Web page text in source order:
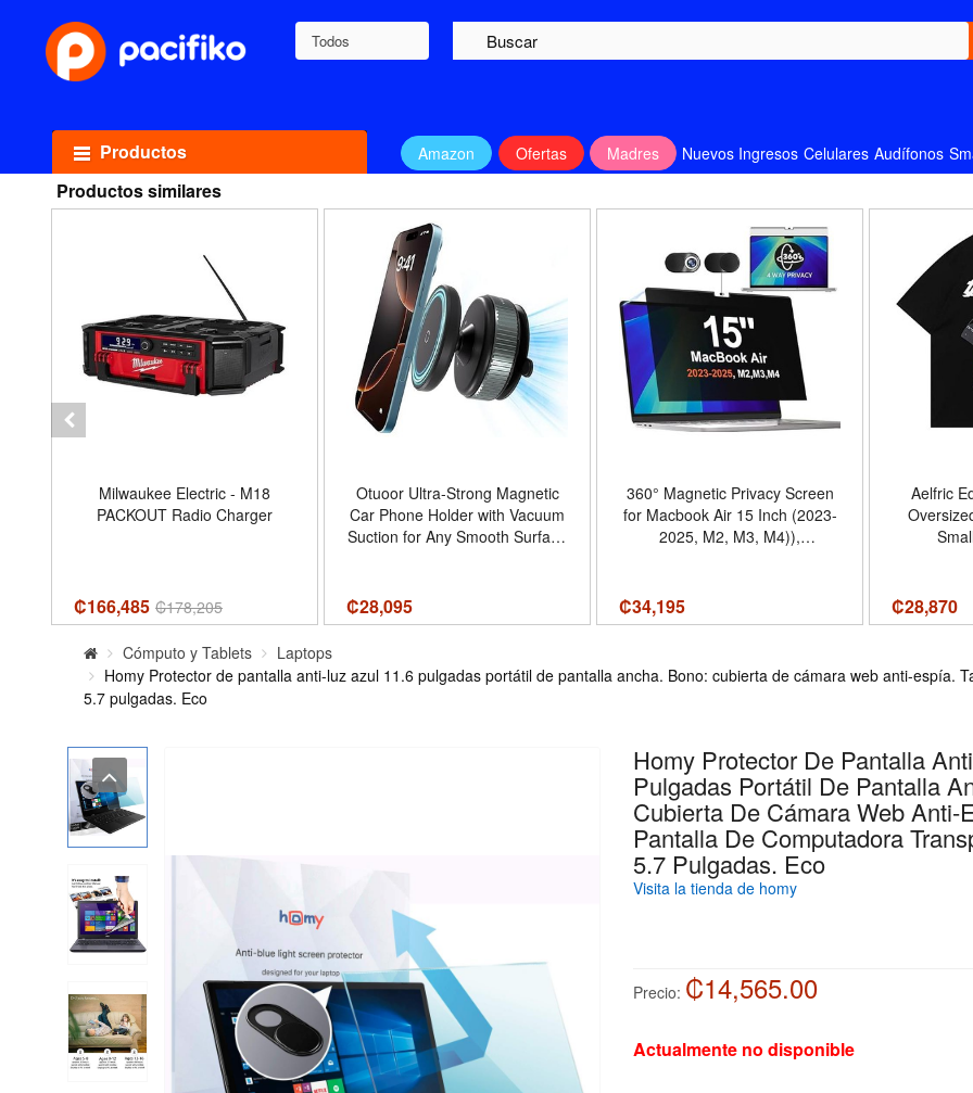
Todos
Productos Amazon Ofertas Madres Nuevos Ingresos Celulares Audífonos
Productos similares
Milwaukee Electric - M18
PACKOUT Radio Charger
₡166,485 ₡178,205
Otuoor Ultra-Strong Magnetic
Car Phone Holder with Vacuum
Suction for Any Smooth Surface
iPhone/Android, Dashboard
Windshield Car Accessories.
Spherical
₡28,095
360° Magnetic Privacy Screen
for Macbook Air 15 Inch (2023-
2025, M2, M3, M4)),
Black Protector for Mac Air 15In
Laptop Computer - Tamaño
2025, M2, M3, M4)
₡34,195
Aelfric
₡28,870
Cómputo y Tablets
Laptops
Homy Protector de pantalla anti-luz azul 11.6 pulgadas portátil de pantalla ancha. Bono: cubierta de cámara web anti-espía.
5.7 pulgadas. Eco
Homy Protector De Pantalla
Pulgadas Portátil De Pantalla
Cubierta De Cámara Web Anti-
Pantalla De Computadora
5.7 Pulgadas. Eco
Visita la tienda de homy
Precio: ₡14,565.00
Actualmente no disponible